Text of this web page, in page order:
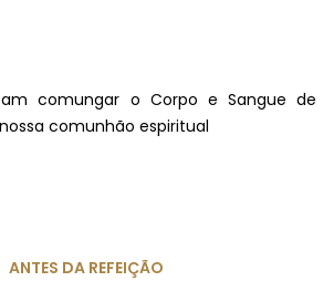
comungar o Corpo e Sangue de
comunhão espiritual
ANTES DA REFEIÇÃO